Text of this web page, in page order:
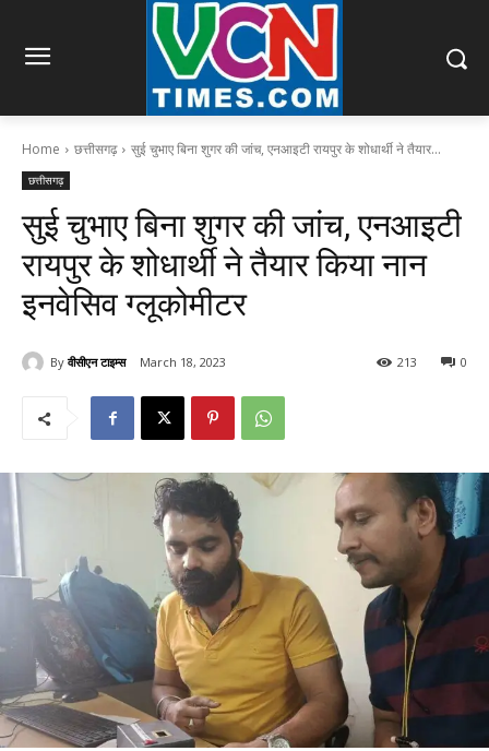
Home छत्तीसगढ़ सुई चुभाए बिना शुगर की जांच, एनआइटी रायपुर के शोधार्थी ने तैयार...
छत्तीसगढ़
सुई चुभाए बिना शुगर की जांच, एनआइटी
रायपुर के शोधार्थी ने तैयार किया नान
इनवेसिव ग्लूकोमीटर
By वीसीएन टाइम्स March 18, 2023 0
213